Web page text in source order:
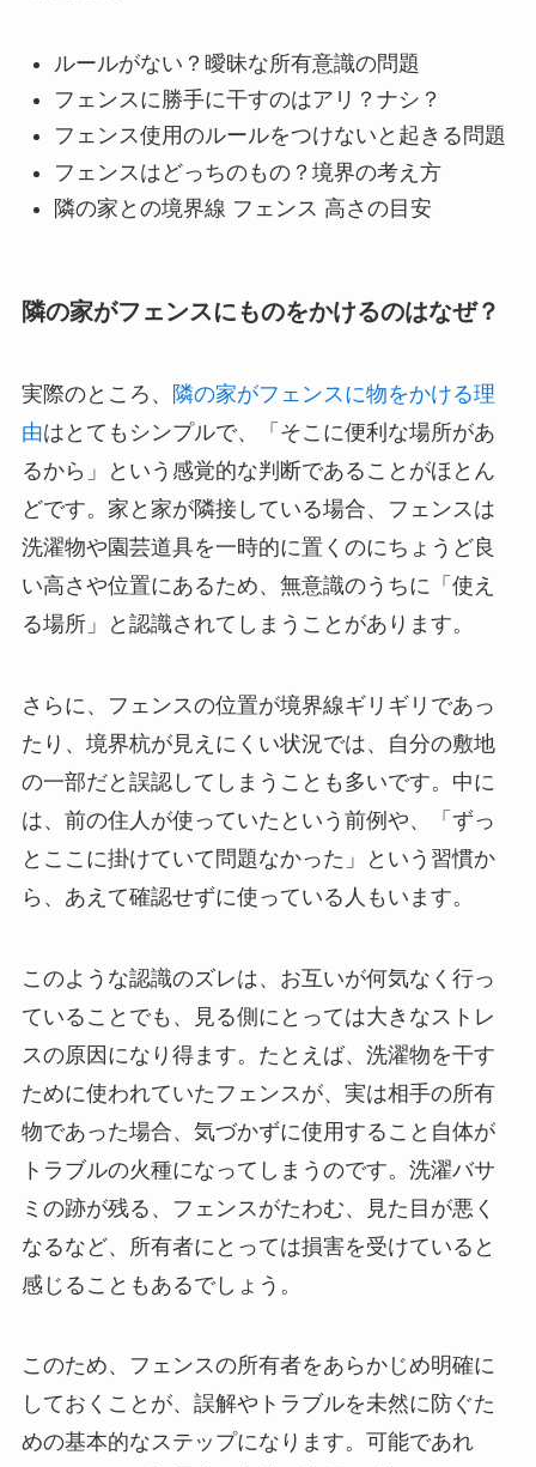
ルールがない？曖昧な所有意識の問題
フェンスに勝手に干すのはアリ？ナシ？
フェンス使用のルールをつけないと起きる問題
フェンスはどっちのもの？境界の考え方
隣の家との境界線 フェンス 高さの目安
隣の家がフェンスにものをかけるのはなぜ？
実際のところ、 隣の家がフェンスに物をかける理
由はとてもシンプルで、「そこに便利な場所があ
るから」という感覚的な判断であることがほとん
どです。家と家が隣接している場合、フェンスは
洗濯物や園芸道具を一時的に置くのにちょうど良
い高さや位置にあるため、無意識のうちに「使え
る場所」と認識されてしまうことがあります。
さらに、フェンスの位置が境界線ギリギリであっ
たり、境界杭が見えにくい状況では、自分の敷地
の一部だと誤認してしまうことも多いです。中に
は、前の住人が使っていたという前例や、「ずっ
とここに掛けていて問題なかった」という習慣か
ら、あえて確認せずに使っている人もいます。
このような認識のズレは、お互いが何気なく行っ
ていることでも、見る側にとっては大きなストレ
スの原因になり得ます。たとえば、洗濯物を干す
ために使われていたフェンスが、実は相手の所有
物であった場合、気づかずに使用すること自体が
トラブルの火種になってしまうのです。洗濯バサ
ミの跡が残る、フェンスがたわむ、見た目が悪く
なるなど、所有者にとっては損害を受けていると
感じることもあるでしょう。
このため、フェンスの所有者をあらかじめ明確に
しておくことが、誤解やトラブルを未然に防ぐた
めの基本的なステップになります。可能であれ